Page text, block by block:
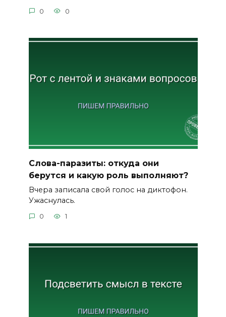
0 0
Слова-паразиты: откуда они
берутся и какую роль выполняют?
Вчера записала свой голос на диктофон.
Ужаснулась.
0 1